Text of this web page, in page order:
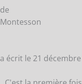
de
Montesson
a écrit le 21